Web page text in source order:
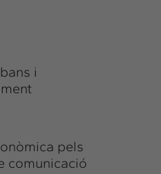
i
pels
comunicació